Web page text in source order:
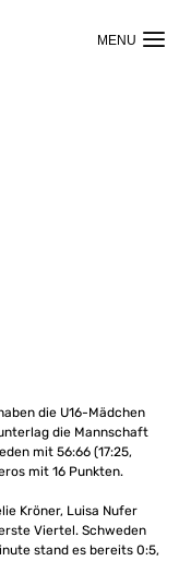
die U16-Mädchen
die Mannschaft
mit 56:66 (17:25,
mit 16 Punkten.
Kröner, Luisa Nufer
Viertel. Schweden
stand es bereits 0:5,